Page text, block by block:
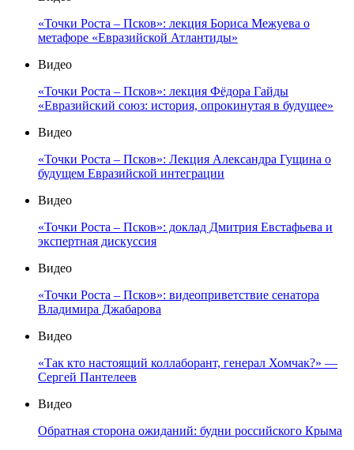
«Точки Роста – Псков»: лекция Бориса Межуева о
метафоре «Евразийской Атлантиды»
Видео
«Точки Роста – Псков»: лекция Фёдора Гайды
«Евразийский союз: история, опрокинутая в будущее»
Видео
«Точки Роста – Псков»: Лекция Александра Гущина о
будущем Евразийской интеграции
Видео
«Точки Роста – Псков»: доклад Дмитрия Евстафьева и
экспертная дискуссия
Видео
«Точки Роста – Псков»: видеоприветствие сенатора
Владимира Джабарова
Видео
«Так кто настоящий коллаборант, генерал Хомчак?» —
Сергей Пантелеев
Видео
Обратная сторона ожиданий: будни российского Крыма